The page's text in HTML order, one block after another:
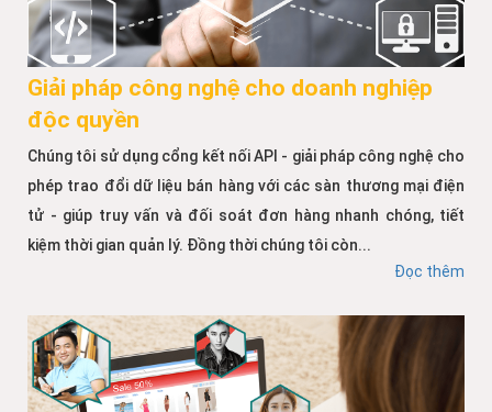
Giải pháp công nghệ cho doanh nghiệp
độc quyền
Chúng tôi sử dụng cổng kết nối API - giải pháp công nghệ cho
phép trao đổi dữ liệu bán hàng với các sàn thương mại điện
tử - giúp truy vấn và đối soát đơn hàng nhanh chóng, tiết
kiệm thời gian quản lý. Đồng thời chúng tôi còn...
Đọc thêm